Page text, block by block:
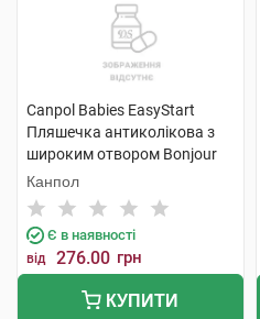
Canpol Babies EasyStart
Пляшечка антиколікова з
широким отвором Bonjour
Paris 120 мл 1 шт
Канпол
Є в наявності
від 276.00 грн
КУПИТИ